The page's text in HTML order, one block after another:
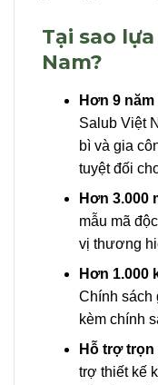
Tại sao
Nam?
Hơn 9
Salub Việt
bì và gia
tuyệt đối
Hơn 3.000
mẫu mã
vị thương
Hơn 1.000
Chính sách
kèm chính
Hỗ trợ trọn
trợ thiết kế